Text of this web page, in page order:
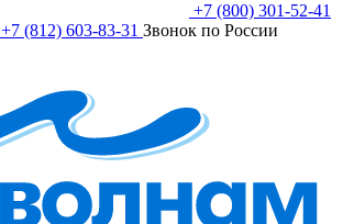
+7 (800) 301-52-41
+7 (812) 603-83-31 Звонок по России